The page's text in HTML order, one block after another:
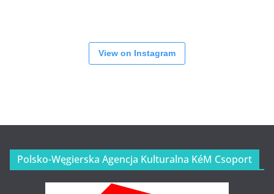
View on Instagram
Polsko-Węgierska Agencja Kulturalna KéM Csoport